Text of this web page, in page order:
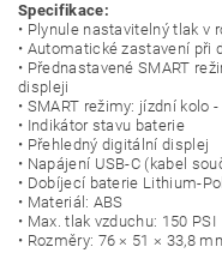
Specifikace:
• Plynule nastavitelný tlak v
• Automatické zastavení při
• Přednastavené SMART
displeji
• SMART režimy: jízdní kolo
• Indikátor stavu baterie
• Přehledný digitální displej
• Napájení USB-C (kabel
• Dobíjecí baterie Lithium-
• Materiál: ABS
• Max. tlak vzduchu: 150 PSI
• Rozměry: 76 × 51 × 33,8